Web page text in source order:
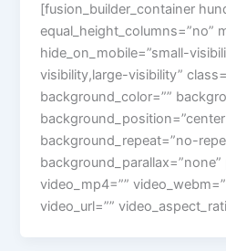
[fusion_builder_container
equal_height_columns=”no”
hide_on_mobile=”small-
visibility,large-visibility”
background_color=””
background_repeat=”no-
background_parallax=”none”
video_mp4=””
video_url=””